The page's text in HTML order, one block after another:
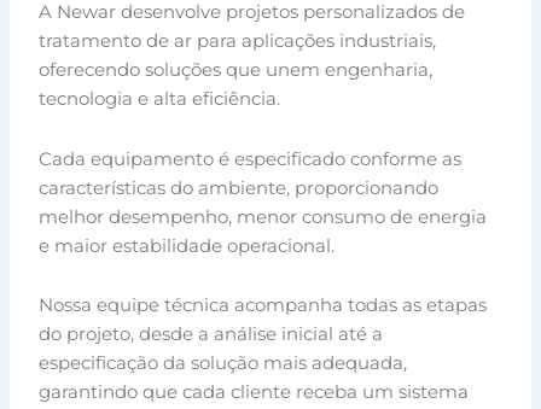
A Newar desenvolve projetos personalizados de
tratamento de ar para aplicações industriais,
oferecendo soluções que unem engenharia,
tecnologia e alta eficiência.
Cada equipamento é especificado conforme as
características do ambiente, proporcionando
melhor desempenho, menor consumo de energia
e maior estabilidade operacional.
Nossa equipe técnica acompanha todas as etapas
do projeto, desde a análise inicial até a
especificação da solução mais adequada,
garantindo que cada cliente receba um sistema